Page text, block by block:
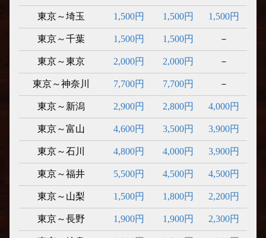
東京～埼玉 1,500円 1,500円 1,500円
東京～千葉 1,500円 1,500円 －
東京～東京 2,000円 2,000円 －
東京～神奈川 7,700円 7,700円 －
東京～新潟 2,900円 2,800円 4,000円
東京～富山 4,600円 3,500円 3,900円
東京～石川 4,800円 4,000円 3,900円
東京～福井 5,500円 4,500円 4,500円
東京～山梨 1,500円 1,800円 2,200円
東京～長野 1,900円 1,900円 2,300円